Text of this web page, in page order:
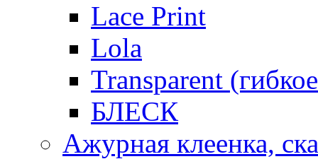
Lace Print
Lola
Transparent
БЛЕСК
Ажурная клеенка,